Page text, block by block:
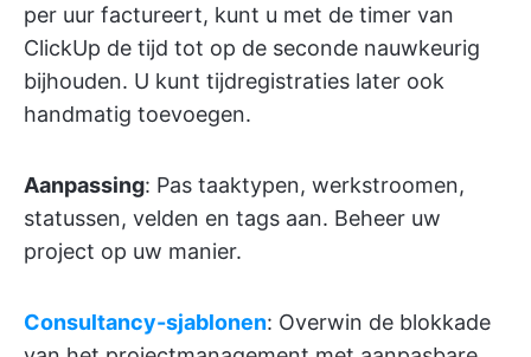
per uur factureert, kunt u met de timer van
ClickUp de tijd tot op de seconde nauwkeurig
bijhouden. U kunt tijdregistraties later ook
handmatig toevoegen.
Aanpassing: Pas taaktypen, werkstroomen,
statussen, velden en tags aan. Beheer uw
project op uw manier.
Consultancy-sjablonen: Overwin de blokkade